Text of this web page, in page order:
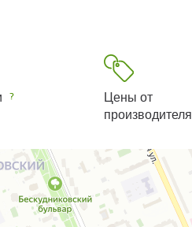
Цены от
производителя